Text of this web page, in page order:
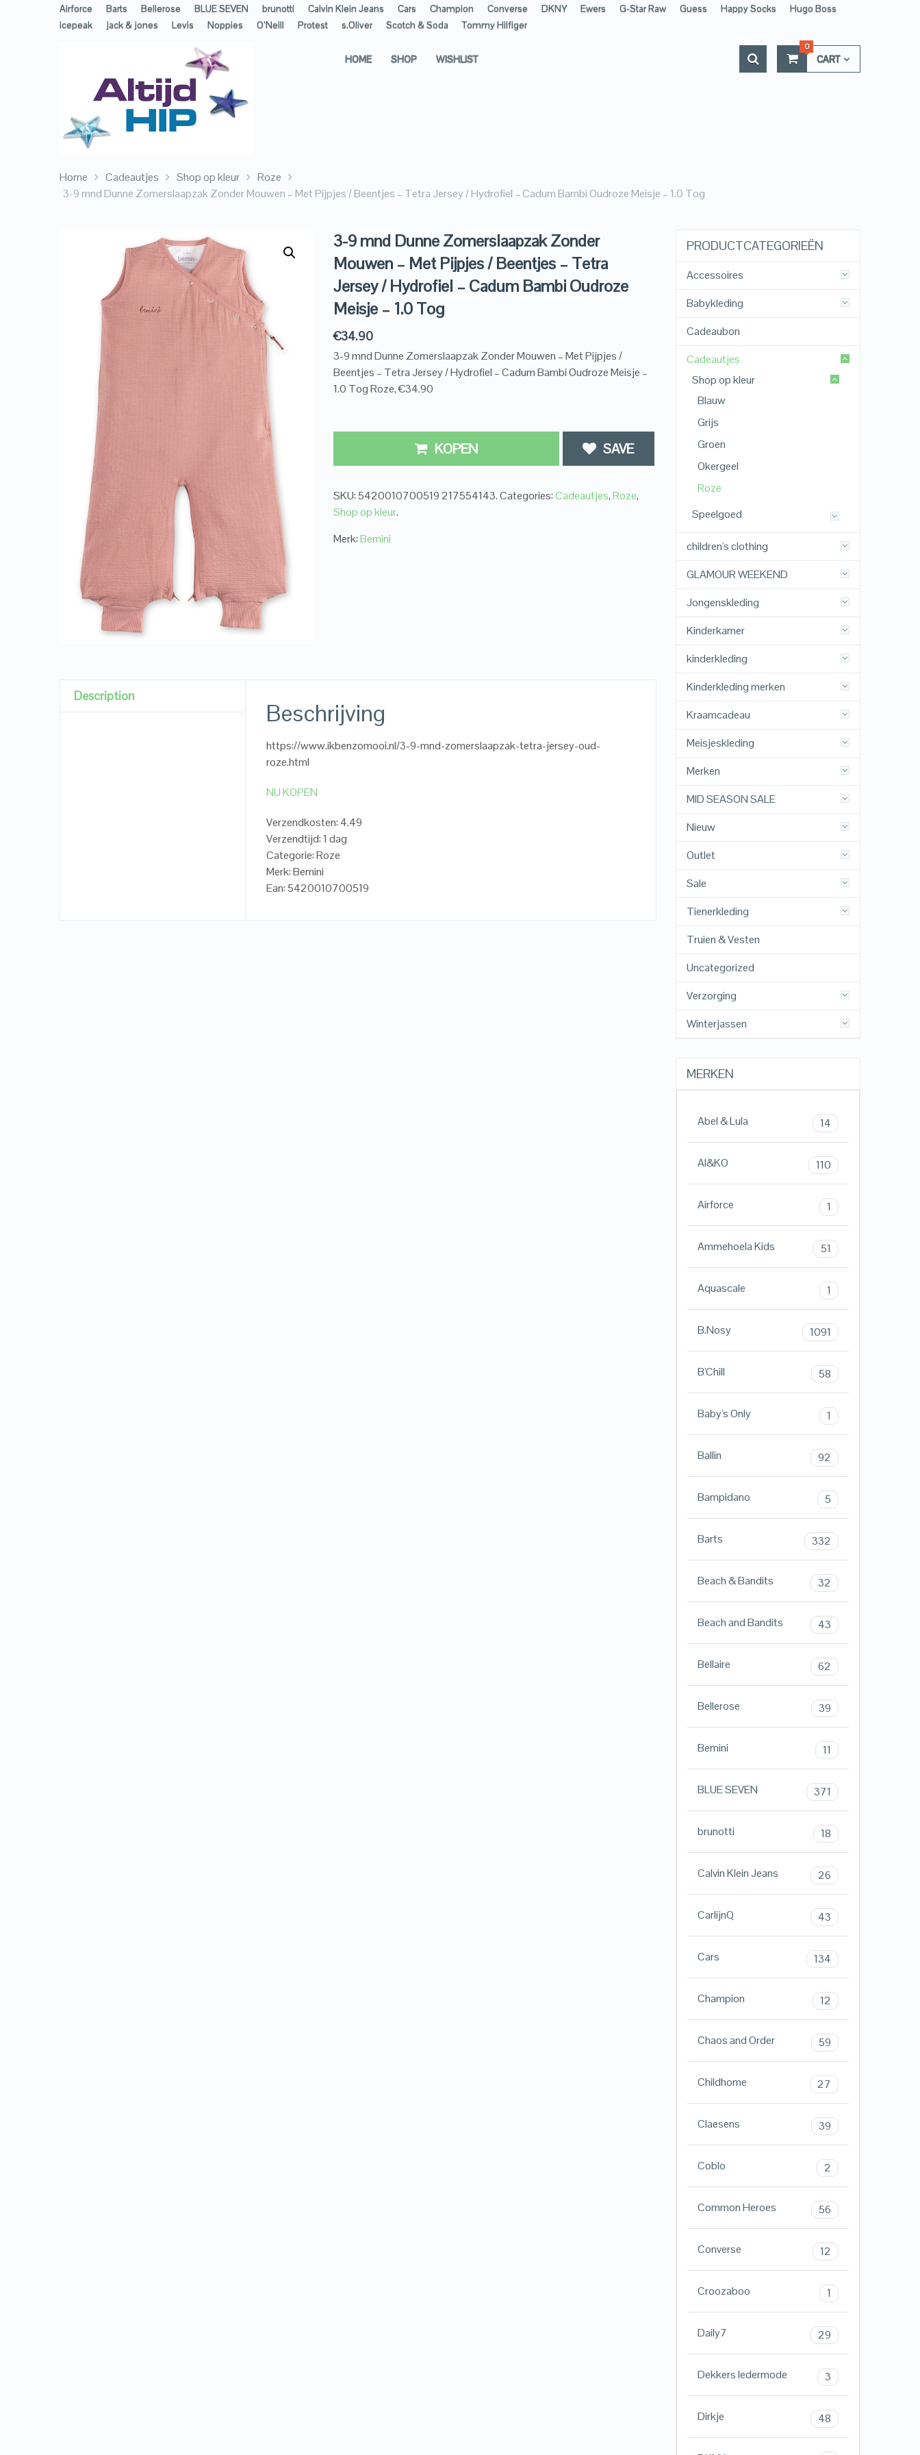
Airforce Barts Bellerose BLUE SEVEN brunotti Calvin Klein Jeans Cars Champion Converse DKNY Ewers G-Star Raw Guess Happy Socks
Hugo Boss
icepeak
jack & jones Levis Noppies O’Neill Protest s.Oliver Scotch & Soda Tommy Hilfiger
HOME SHOP WISHLIST CART
0
Home Cadeautjes Shop op kleur
Roze
3-9 mnd Dunne Zomerslaapzak Zonder Mouwen – Met Pijpjes / Beentjes – Tetra Jersey / Hydrofiel – Cadum Bambi Oudroze Meisje – 1.0 Tog
3-9 mnd Dunne Zomerslaapzak Zonder
Mouwen – Met Pijpjes / Beentjes – Tetra
Jersey / Hydrofiel – Cadum Bambi Oudroze
Meisje – 1.0 Tog
€34.90
3-9 mnd Dunne Zomerslaapzak Zonder Mouwen – Met Pijpjes /
Beentjes – Tetra Jersey / Hydrofiel – Cadum Bambi Oudroze Meisje –
1.0 Tog Roze, €34.90
KOPEN SAVE
SKU:5420010700519 217554143.Categories:Cadeautjes,Roze,
Shop op kleur.
Merk:Bemini
Description
Beschrijving
https://www.ikbenzomooi.nl/3-9-mnd-zomerslaapzak-tetra-jersey-oud-
roze.html
NU KOPEN
Verzendkosten: 4.49
Verzendtijd: 1 dag
Categorie: Roze
Merk: Bemini
Ean: 5420010700519
PRODUCTCATEGORIEËN
Accessoires
Babykleding
Cadeaubon
Cadeautjes
Shop op kleur
Blauw
Grijs
Groen
Okergeel
Roze
Speelgoed
children's clothing
GLAMOUR WEEKEND
Jongenskleding
Kinderkamer
kinderkleding
Kinderkleding merken
Kraamcadeau
Meisjeskleding
Merken
MID SEASON SALE
Nieuw
Outlet
Sale
Tienerkleding
Truien & Vesten
Uncategorized
Verzorging
Winterjassen
MERKEN
Abel & Lula 14
AI&KO 110
Airforce 1
Ammehoela Kids 51
Aquascale 1
B.Nosy 1091
B'Chill 58
Baby's Only 1
Ballin 92
Bampidano 5
Barts 332
Beach & Bandits 32
Beach and Bandits 43
Bellaire 62
Bellerose 39
Bemini 11
BLUE SEVEN 371
brunotti 18
Calvin Klein Jeans 26
CarlijnQ 43
Cars 134
Champion 12
Chaos and Order 59
Childhome 27
Claesens 39
Coblo 2
Common Heroes 56
Converse 12
Croozaboo 1
Daily7 29
Dekkers ledermode 3
Dirkje 48